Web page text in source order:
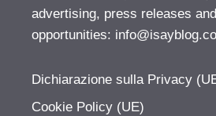
advertising, press releases
opportunities:
Dichiarazione sulla Privacy
Cookie Policy (UE)